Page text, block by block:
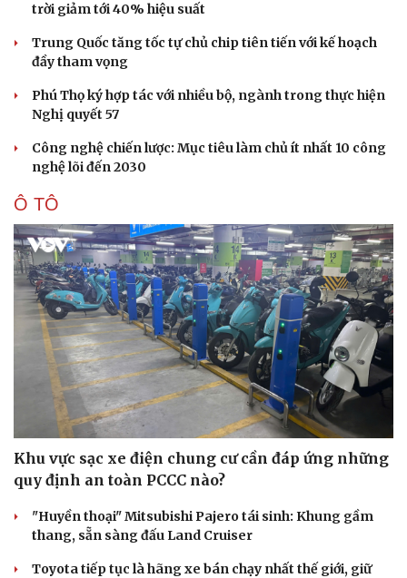
Sức khỏe
Dinh dưỡng - món ngon
Cây thuốc
Sản phụ khoa
Nhi khoa
Nam khoa
Làm đẹp - giảm cân
Phòng mạch online
Ăn sạch sống khỏe
Đời sống
Nhà đẹp
Blog
Tình yêu - Gia đình
trời giảm tới 40% hiệu suất
Trung Quốc tăng tốc tự chủ chip tiên tiến với kế hoạch
đầy tham vọng
Phú Thọ ký hợp tác với nhiều bộ, ngành trong thực hiện
Nghị quyết 57
Công nghệ chiến lược: Mục tiêu làm chủ ít nhất 10 công
nghệ lõi đến 2030
Ô TÔ
Khu vực sạc xe điện chung cư cần đáp ứng những
quy định an toàn PCCC nào?
"Huyền thoại" Mitsubishi Pajero tái sinh: Khung gầm
thang, sẵn sàng đấu Land Cruiser
Toyota tiếp tục là hãng xe bán chạy nhất thế giới, giữ